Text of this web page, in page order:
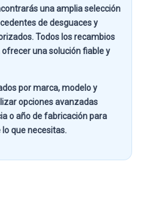
una amplia selección
de desguaces y
Todos los recambios
una solución fiable y
pormarca, modelo y
opciones avanzadas
o año de fabricaciónpara
que necesitas.